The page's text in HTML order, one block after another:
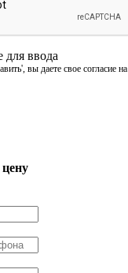
для ввода
вы даете свое согласие